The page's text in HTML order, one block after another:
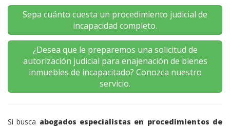
Sepa cuánto cuesta un procedimiento judicial de
incapacidad completo.
¿Desea que le preparemos una solicitud de
autorización judicial para enajenación de bienes
inmuebles de incapacitado? Conozca nuestro
servicio.
Si busca abogados especialistas en procedimientos de